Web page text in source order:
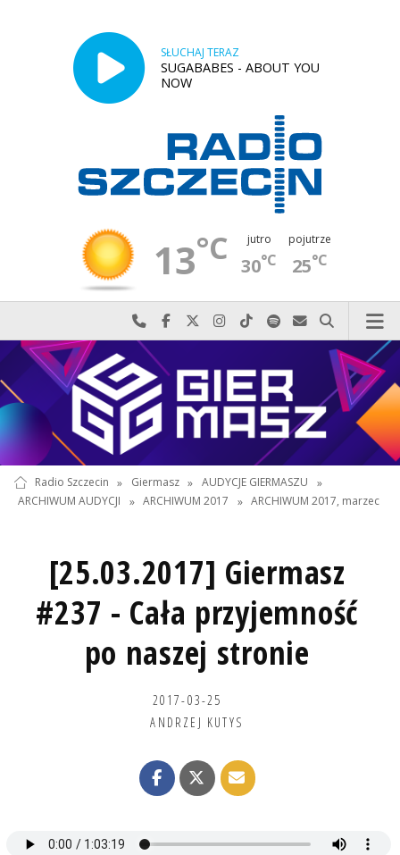
SŁUCHAJ TERAZ
SUGABABES - ABOUT YOU
NOW
13°C jutro
30°C
pojutrze
25°C
Najlepiej po prostu do nas zadzwoń
Odwiedź nas na Facebook-u
Odwiedź nas na X
Odwiedź nas na Instagram-ie
Odwiedź nas na TikTok-u
Szukaj nas na Spotify
Wyślij do nas
Szukaj
Radio Szczecin » Giermasz » AUDYCJE GIERMASZU
»
ARCHIWUM AUDYCJI
» ARCHIWUM 2017 » ARCHIWUM 2017, marzec
[25.03.2017] Giermasz
#237 - Cała przyjemność
po naszej stronie
2017-03-25
ANDRZEJ KUTYS